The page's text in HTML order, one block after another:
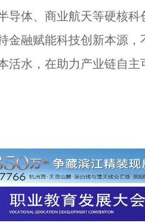
导体、商业航天等硬核
金融赋能科技创新本源
活水，在助力产业链自